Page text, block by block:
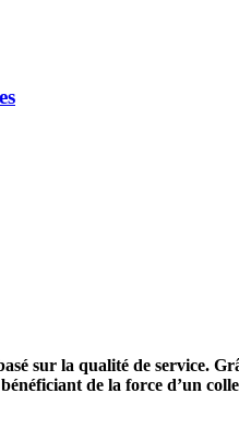
sur la qualité de service.
de la force d’un